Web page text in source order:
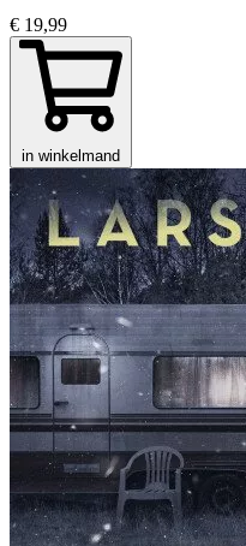
€ 19,99
in winkelmand